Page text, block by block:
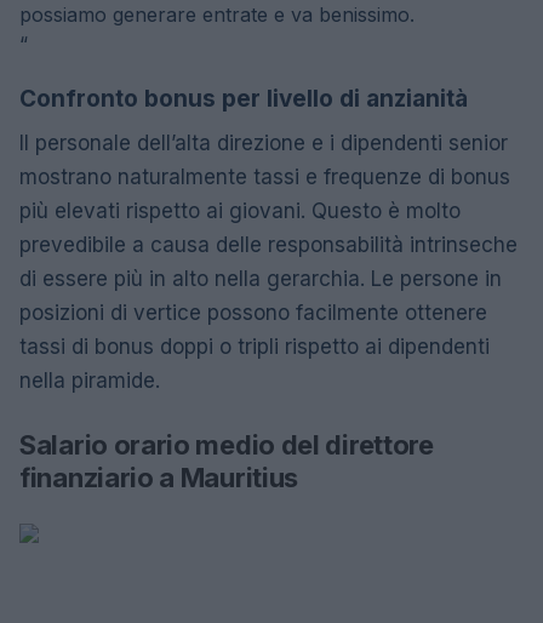
possiamo generare entrate e va benissimo.
“
Confronto bonus per livello di anzianità
Il personale dell’alta direzione e i dipendenti senior
mostrano naturalmente tassi e frequenze di bonus
più elevati rispetto ai giovani. Questo è molto
prevedibile a causa delle responsabilità intrinseche
di essere più in alto nella gerarchia. Le persone in
posizioni di vertice possono facilmente ottenere
tassi di bonus doppi o tripli rispetto ai dipendenti
nella piramide.
Salario orario medio del direttore
finanziario a Mauritius